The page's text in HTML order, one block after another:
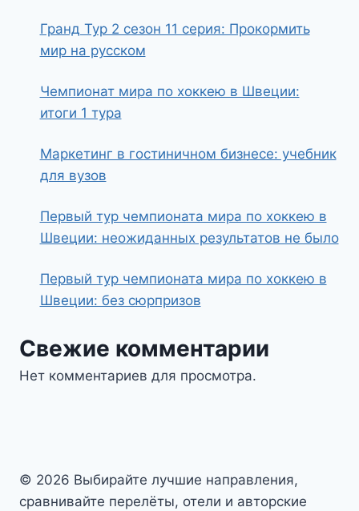
Гранд Тур 2 сезон 11 серия: Прокормить
мир на русском
Чемпионат мира по хоккею в Швеции:
итоги 1 тура
Маркетинг в гостиничном бизнесе: учебник
для вузов
Первый тур чемпионата мира по хоккею в
Швеции: неожиданных результатов не было
Первый тур чемпионата мира по хоккею в
Швеции: без сюрпризов
Свежие комментарии
Нет комментариев для просмотра.
© 2026 Выбирайте лучшие направления,
сравнивайте перелёты, отели и авторские